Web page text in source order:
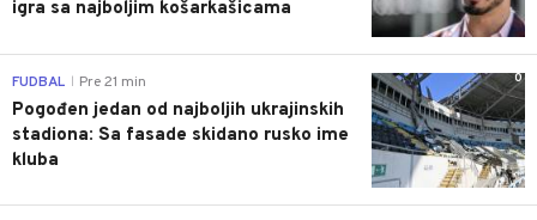
igra sa najboljim košarkašicama
0
FUDBAL Pre 21 min
Pogođen jedan od najboljih ukrajinskih
stadiona: Sa fasade skidano rusko ime
kluba